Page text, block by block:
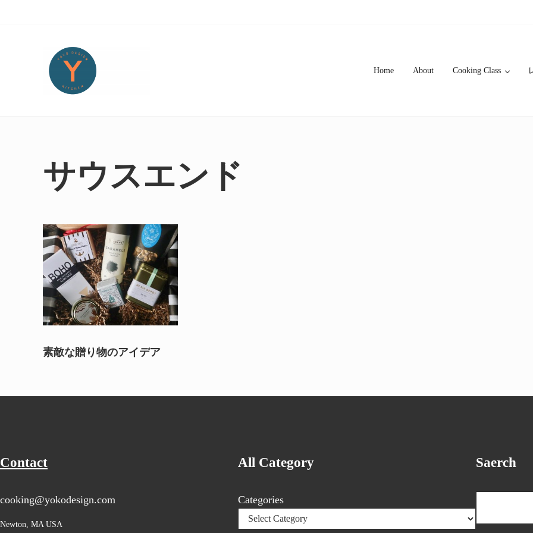
Home About Cooking Class
サウスエンド
素敵な贈り物のアイデア
Contact
cooking@yokodesign.com
Newton, MA USA
All Category
Categories
Saerch